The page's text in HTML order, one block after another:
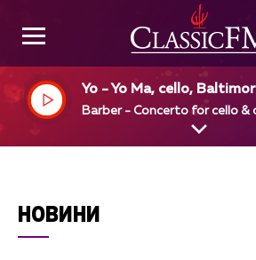
Yo - Yo Ma, cello,
a, David Zinman, dir
Barber - Concerto for cello &
НОВИНИ